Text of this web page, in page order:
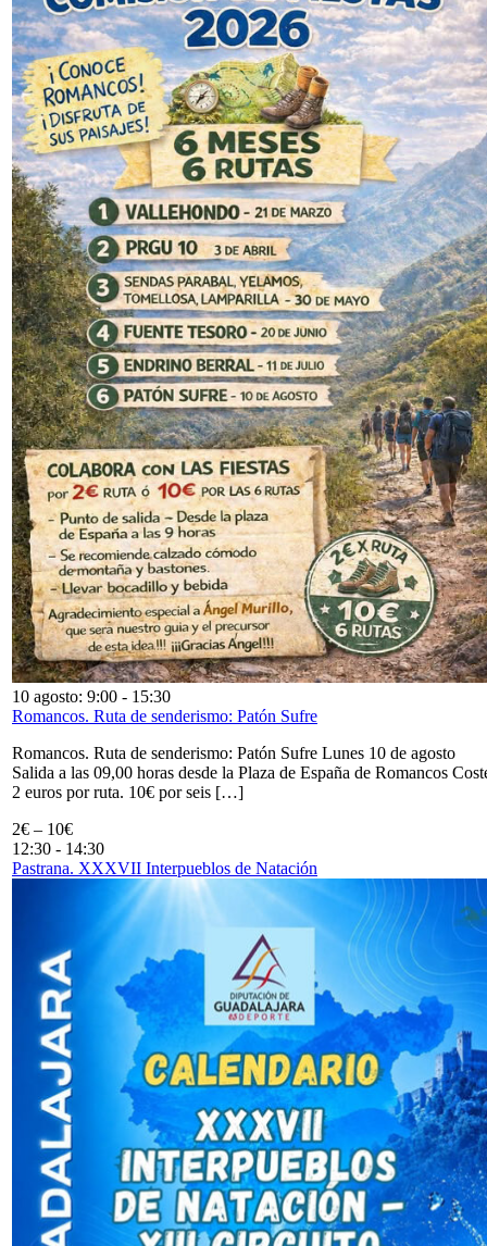
10 agosto: 9:00 - 15:30
Romancos. Ruta de senderismo: Patón Sufre
Romancos. Ruta de senderismo: Patón Sufre Lunes 10 de agosto
Salida a las 09,00 horas desde la Plaza de España de Romancos
2 euros por ruta. 10€ por seis […]
2€ – 10€
12:30 - 14:30
Pastrana. XXXVII Interpueblos de Natación